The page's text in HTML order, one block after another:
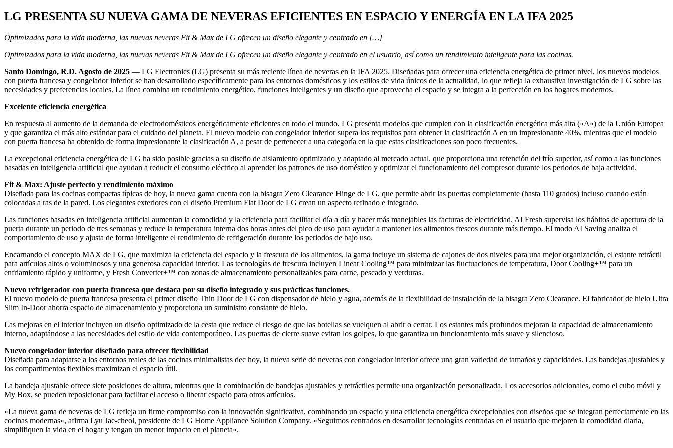
LG PRESENTA SU NUEVA GAMA DE NEVERAS EFICIENTES EN ESPACIO Y ENERGÍA EN LA IFA 2025
Optimizados para la vida moderna, las nuevas neveras Fit & Max de LG ofrecen un diseño elegante y centrado en […]
Optimizados para la vida moderna, las nuevas neveras Fit & Max de LG ofrecen un diseño elegante y centrado en el usuario, así como un rendimiento inteligente para las cocinas.
Santo Domingo, R.D. Agosto de 2025 — LG Electronics (LG) presenta su más reciente línea de neveras en la IFA 2025. Diseñadas para ofrecer una eficiencia energética de primer nivel, los nuevos modelos
con puerta francesa y congelador inferior se han desarrollado específicamente para los entornos domésticos y los estilos de vida únicos de la actualidad, lo que refleja la exhaustiva investigación de LG sobre las
necesidades y preferencias locales. La línea combina un rendimiento energético, funciones inteligentes y un diseño que aprovecha el espacio y se integra a la perfección en los hogares modernos.
Excelente eficiencia energética
En respuesta al aumento de la demanda de electrodomésticos energéticamente eficientes en todo el mundo, LG presenta modelos que cumplen con la clasificación energética más alta («A») de la Unión Europea
y que garantiza el más alto estándar para el cuidado del planeta. El nuevo modelo con congelador inferior supera los requisitos para obtener la clasificación A en un impresionante 40%, mientras que el modelo
con puerta francesa ha obtenido de forma impresionante la clasificación A, a pesar de pertenecer a una categoría en la que estas clasificaciones son poco frecuentes.
La excepcional eficiencia energética de LG ha sido posible gracias a su diseño de aislamiento optimizado y adaptado al mercado actual, que proporciona una retención del frío superior, así como a las funciones
basadas en inteligencia artificial que ayudan a reducir el consumo eléctrico al aprender los patrones de uso doméstico y optimizar el funcionamiento del compresor durante los periodos de baja actividad.
Fit & Max: Ajuste perfecto y rendimiento máximo
Diseñada para las cocinas compactas típicas de hoy, la nueva gama cuenta con la bisagra Zero Clearance Hinge de LG, que permite abrir las puertas completamente (hasta 110 grados) incluso cuando están
colocadas a ras de la pared. Los elegantes exteriores con el diseño Premium Flat Door de LG crean un aspecto refinado e integrado.
Las funciones basadas en inteligencia artificial aumentan la comodidad y la eficiencia para facilitar el día a día y hacer más manejables las facturas de electricidad. AI Fresh supervisa los hábitos de apertura de la
puerta durante un periodo de tres semanas y reduce la temperatura interna dos horas antes del pico de uso para ayudar a mantener los alimentos frescos durante más tiempo. El modo AI Saving analiza el
comportamiento de uso y ajusta de forma inteligente el rendimiento de refrigeración durante los periodos de bajo uso.
Encarnando el concepto MAX de LG, que maximiza la eficiencia del espacio y la frescura de los alimentos, la gama incluye un sistema de cajones de dos niveles para una mejor organización, el estante retráctil
para artículos altos o voluminosos y una generosa capacidad interior. Las tecnologías de frescura incluyen Linear Cooling™ para minimizar las fluctuaciones de temperatura, Door Cooling+™ para un
enfriamiento rápido y uniforme, y Fresh Converter+™ con zonas de almacenamiento personalizables para carne, pescado y verduras.
Nuevo refrigerador con puerta francesa que destaca por su diseño integrado y sus prácticas funciones.
El nuevo modelo de puerta francesa presenta el primer diseño Thin Door de LG con dispensador de hielo y agua, además de la flexibilidad de instalación de la bisagra Zero Clearance. El fabricador de hielo Ultra
Slim In-Door ahorra espacio de almacenamiento y proporciona un suministro constante de hielo.
Las mejoras en el interior incluyen un diseño optimizado de la cesta que reduce el riesgo de que las botellas se vuelquen al abrir o cerrar. Los estantes más profundos mejoran la capacidad de almacenamiento
interno, adaptándose a las necesidades del estilo de vida contemporáneo. Las puertas de cierre suave evitan los golpes, lo que garantiza un funcionamiento más suave y silencioso.
Nuevo congelador inferior diseñado para ofrecer flexibilidad
Diseñada para adaptarse a los entornos reales de las cocinas minimalistas dec hoy, la nueva serie de neveras con congelador inferior ofrece una gran variedad de tamaños y capacidades. Las bandejas ajustables y
los compartimentos flexibles maximizan el espacio útil.
La bandeja ajustable ofrece siete posiciones de altura, mientras que la combinación de bandejas ajustables y retráctiles permite una organización personalizada. Los accesorios adicionales, como el cubo móvil y
My Box, se pueden reposicionar para facilitar el acceso o liberar espacio para otros artículos.
«La nueva gama de neveras de LG refleja un firme compromiso con la innovación significativa, combinando un espacio y una eficiencia energética excepcionales con diseños que se integran perfectamente en las
cocinas modernas», afirma Lyu Jae-cheol, presidente de LG Home Appliance Solution Company. «Seguimos centrados en desarrollar tecnologías centradas en el usuario que mejoren la comodidad diaria,
simplifiquen la vida en el hogar y tengan un menor impacto en el planeta».